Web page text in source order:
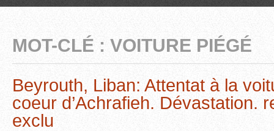
MOT-CLÉ : VOITURE PIÉGÉ
Beyrouth, Liban: Attentat à la
coeur d’Achrafieh. Dévastation.
exclu